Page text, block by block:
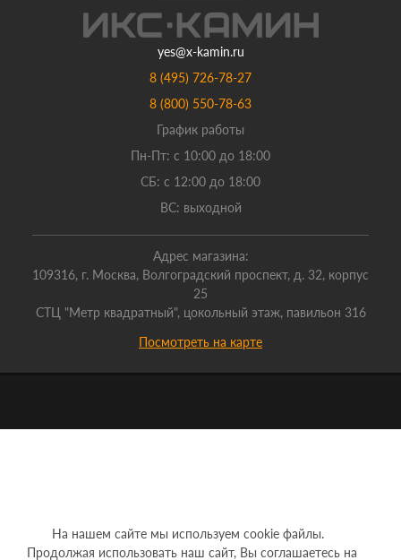
yes@x-kamin.ru
8 (495) 726-78-27
8 (800) 550-78-63
График работы
Пн-Пт: с 10:00 до 18:00
СБ: с 12:00 до 18:00
ВС: выходной
Адрес магазина:
109316, г. Москва, Волгоградский проспект, д. 32, корпус
25
СТЦ "Метр квадратный", цокольный этаж, павильон 316
Посмотреть на карте
На нашем сайте мы используем cookie файлы.
Продолжая использовать наш сайт, Вы соглашаетесь на